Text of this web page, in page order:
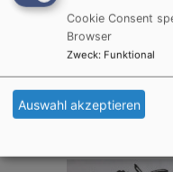
Cookie Consent
Browser
Zweck: Funktional
Auswahl akzeptieren